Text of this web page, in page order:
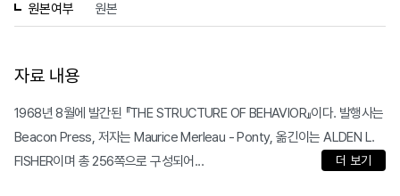
원본여부 원본
자료 내용
1968년 8월에 발간된 『THE STRUCTURE OF BEHAVIOR』이다. 발행사는
Beacon Press, 저자는 Maurice Merleau - Ponty, 옮긴이는 ALDEN L.
FISHER이며 총 256쪽으로 구성되어...
더 보기